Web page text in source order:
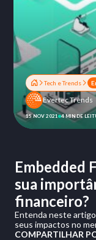
Tech e Trends
Evertec Trends
15 NOV 2021 4 MIN DE
Embedded
sua
financeiro?
Entenda neste
seus impactos no
COMPARTILHAR